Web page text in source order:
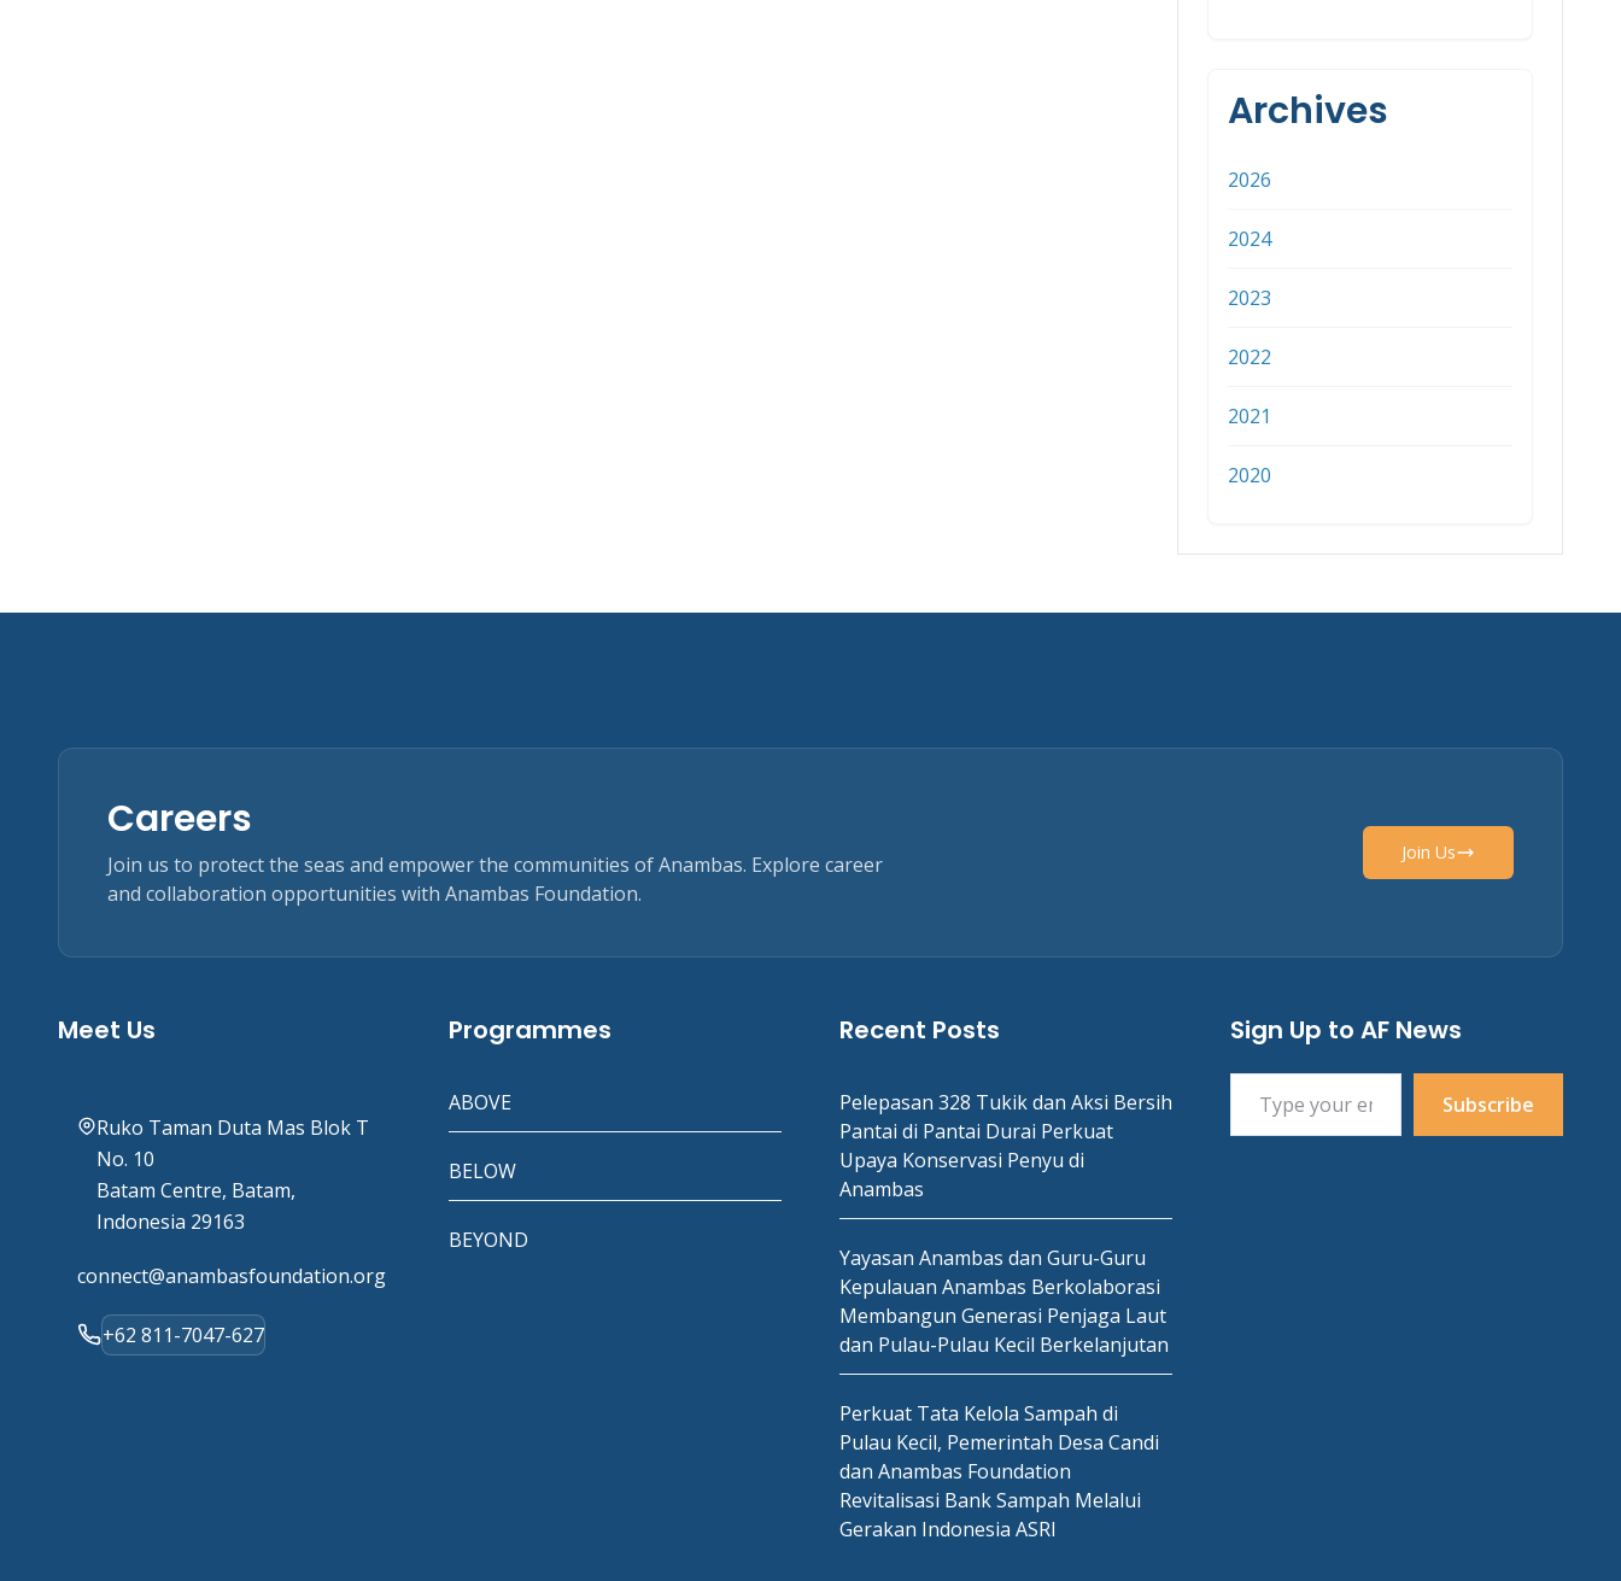
Archives
2026
2024
2023
2022
2021
2020
Careers
Join us to protect the seas and empower the communities of Anambas. Explore career
and collaboration opportunities with Anambas Foundation.
Join Us
Meet Us
Ruko Taman Duta Mas Blok T
No. 10
Batam Centre, Batam,
Indonesia 29163
connect@anambasfoundation.org
+62 811-7047-627
Programmes
ABOVE
BELOW
BEYOND
Recent Posts
Pelepasan 328 Tukik dan Aksi Bersih
Pantai di Pantai Durai Perkuat
Upaya Konservasi Penyu di
Anambas
Yayasan Anambas dan Guru-Guru
Kepulauan Anambas Berkolaborasi
Membangun Generasi Penjaga Laut
dan Pulau-Pulau Kecil Berkelanjutan
Perkuat Tata Kelola Sampah di
Pulau Kecil, Pemerintah Desa Candi
dan Anambas Foundation
Revitalisasi Bank Sampah Melalui
Gerakan Indonesia ASRI
Sign Up to AF News
Type your email…
Subscribe